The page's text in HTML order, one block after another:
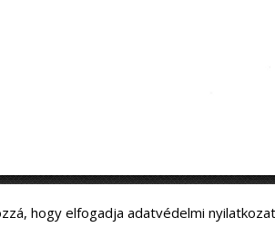
hogy elfogadja adatvédelmi